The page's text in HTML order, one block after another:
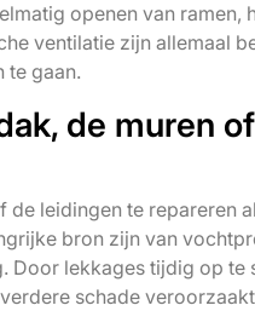
openen van ramen,
ventilatie zijn allemaal
te gaan.
de muren
de leidingen te repareren
bron zijn van
Door lekkages tijdig op te
schade